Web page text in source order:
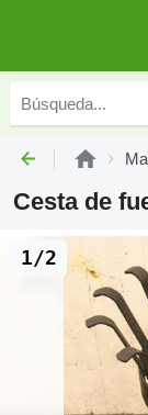
Cesta de
1/2